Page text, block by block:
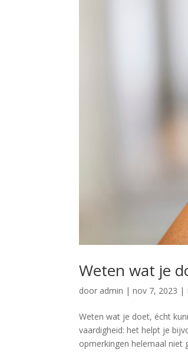
Weten wat je
door admin |nov 7, 2023 |
Weten wat je doet, écht
vaardigheid: het helpt je
opmerkingen helemaal niet